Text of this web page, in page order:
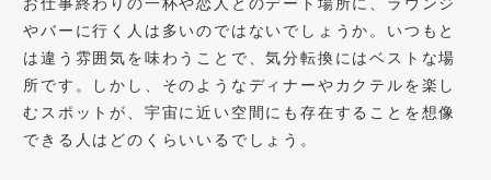
やバーに行く人は多いのではないでしょうか。いつもと
は違う雰囲気を味わうことで、気分転換にはベストな場
所です。しかし、そのようなディナーやカクテルを楽し
むスポットが、宇宙に近い空間にも存在することを想像
できる人はどのくらいいるでしょう。